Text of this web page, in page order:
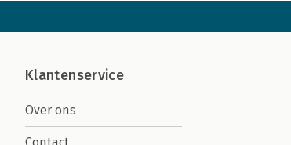
Klantenservice
Over ons